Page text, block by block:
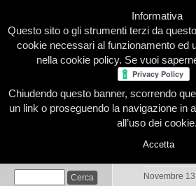
Home Presentazione Redazione
Novembre
Informativa
Questo sito o gli strumenti terzi da
cookie necessari al funzionamento ed
nella cookie policy. Se vuoi
Chiudendo questo banner, scorrendo
un link o proseguendo la navigazione in
all’uso dei cookie.
Accetta